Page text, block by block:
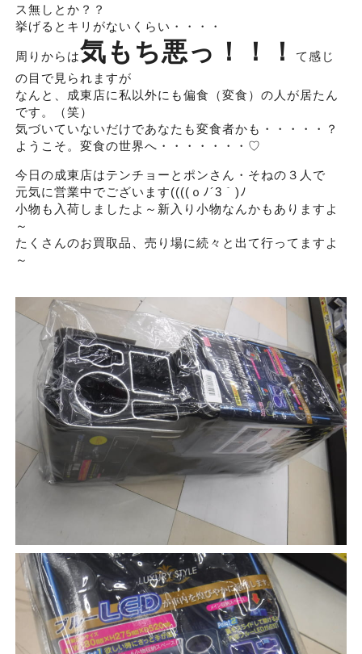
ス無しとか？？
挙げるとキリがないくらい・・・・
周りからは気もち悪っ！！！
て感じ
の目で見られますが
なんと、成東店に私以外にも偏食（変食）の人が居たん
です。（笑）
気づいていないだけであなたも変食者かも・・・・・？
ようこそ。変食の世界へ・・・・・・・♡
今日の成東店はテンチョーとポンさん・そねの３人で
元気に営業中でございます((((ｏﾉ´3｀)ﾉ
小物も入荷しましたよ～新入り小物なんかもありますよ
～
たくさんのお買取品、売り場に続々と出て行ってますよ
～